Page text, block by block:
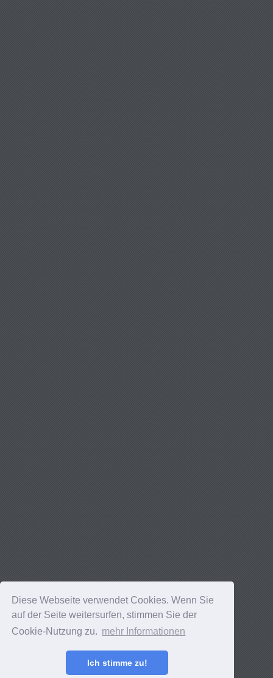
Diese Webseite verwendet Cookies. Wenn Sie
auf der Seite weitersurfen, stimmen Sie der
Cookie-Nutzung zu. mehr Informationen
Ich stimme zu!